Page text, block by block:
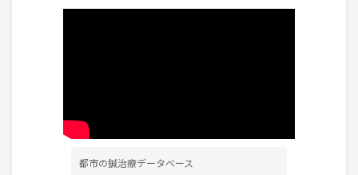
都市の鍼治療データベース